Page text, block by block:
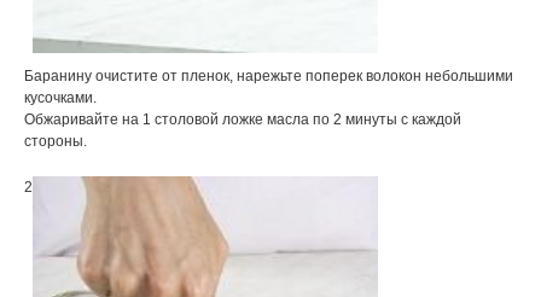
Баранину очистите от пленок, нарежьте поперек волокон небольшими
кусочками.
Обжаривайте на 1 столовой ложке масла по 2 минуты с каждой
стороны.
2